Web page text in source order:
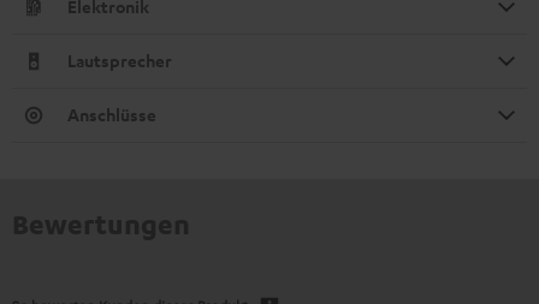
Elektronik
Lautsprecher
Anschlüsse